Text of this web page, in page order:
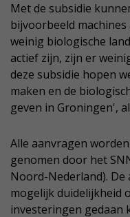
Met de subsidie
bijvoorbeeld
weinig biologische
actief zijn, zijn er
deze subsidie hopen
maken en de
geven in Groningen',
Alle aanvragen
genomen door het
Noord-Nederland).
mogelijk duidelijkheid
investeringen gedaan